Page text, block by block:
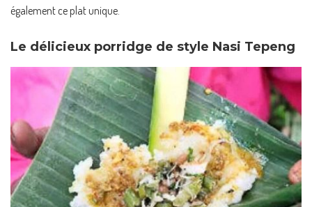
également ce plat unique.
Le délicieux porridge de style Nasi Tepeng